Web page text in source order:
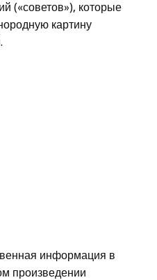
(«советов»), которые
картину
информация в
произведении